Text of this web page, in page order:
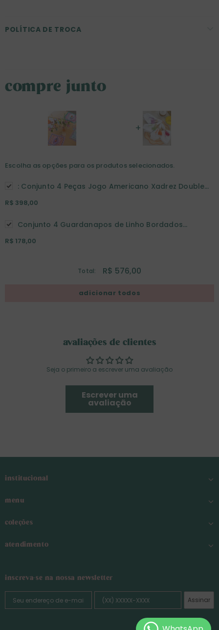
POLÍTICA DE TROCA
compre junto
Escolha as opções para os produtos selecionados.
: Conjunto 4 Peças Jogo Americano Xadrez Double
R$ 398,00
Conjunto 4 Guardanapos de Linho Bordados
R$ 178,00
Total: R$ 576,00
avaliações de clientes
Seja o primeiro a escrever uma avaliação
Escrever uma
avaliação
institucional
menu
coleções
atendimento
inscreva-se na nossa newsletter